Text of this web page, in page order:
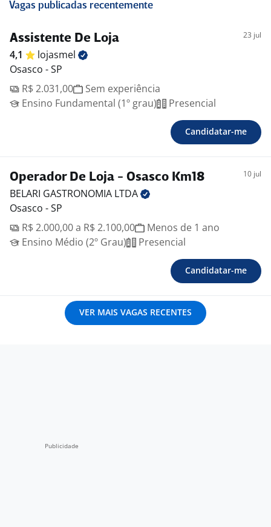
Vagas publicadas recentemente
Assistente De Loja 23 jul
4,1
lojasmel
Osasco - SP
R$ 2.031,00
Sem experiência
Ensino Fundamental (1º grau)
Presencial
Candidatar-me
Operador De Loja - Osasco Km18 10 jul
BELARI GASTRONOMIA LTDA
Osasco - SP
R$ 2.000,00 a R$ 2.100,00
Menos de 1 ano
Ensino Médio (2º Grau)
Presencial
Candidatar-me
VER MAIS VAGAS RECENTES